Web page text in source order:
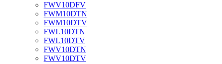
FWV10DFV
FWM10DTN
FWM10DTV
FWL10DTN
FWL10DTV
FWV10DTN
FWV10DTV